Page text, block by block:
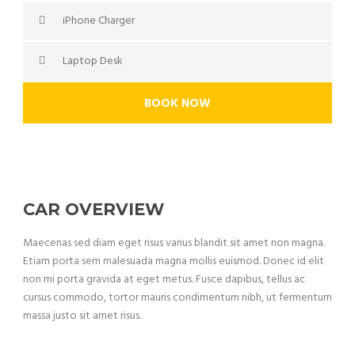
iPhone Charger
Laptop Desk
BOOK NOW
CAR OVERVIEW
Maecenas sed diam eget risus varius blandit sit amet non magna.
Etiam porta sem malesuada magna mollis euismod. Donec id elit
non mi porta gravida at eget metus. Fusce dapibus, tellus ac
cursus commodo, tortor mauris condimentum nibh, ut fermentum
massa justo sit amet risus.